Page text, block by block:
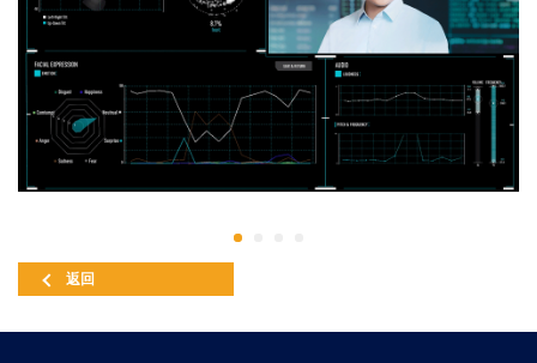
返回